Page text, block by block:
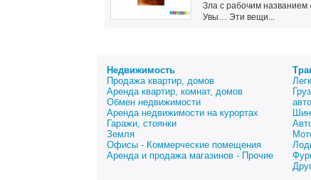
Зла с рабочим названием
Увы… Эти вещи...
Недвижимость
Продажа квартир, домов
Аренда квартир, комнат, домов
Обмен недвижимости
Аренда недвижимости на курортах
Гаражи, стоянки
Земля
Офисы - Коммерческие помещения
Аренда и продажа магазинов - Прочие